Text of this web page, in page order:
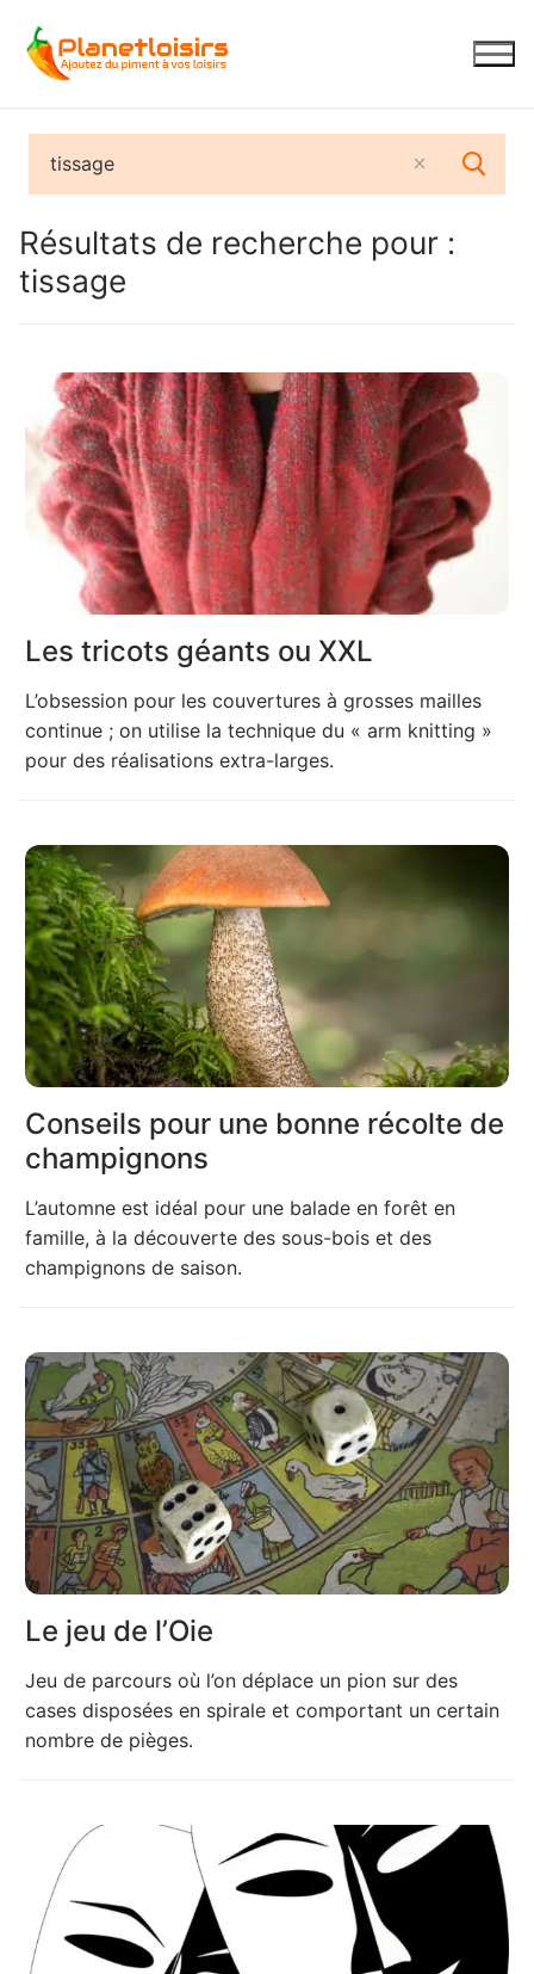
contenu
Résultats de recherche pour :
tissage
Les tricots géants ou XXL
L’obsession pour les couvertures à grosses mailles
continue ; on utilise la technique du « arm knitting »
pour des réalisations extra-larges.
Conseils pour une bonne récolte de
champignons
L’automne est idéal pour une balade en forêt en
famille, à la découverte des sous-bois et des
champignons de saison.
Le jeu de l’Oie
Jeu de parcours où l’on déplace un pion sur des
cases disposées en spirale et comportant un certain
nombre de pièges.